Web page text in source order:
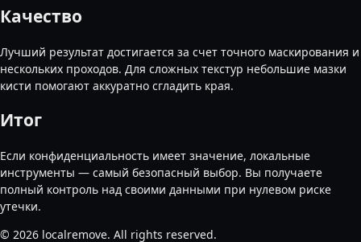
Качество
Лучший результат достигается за счет точного маскирования и
нескольких проходов. Для сложных текстур небольшие мазки
кисти помогают аккуратно сгладить края.
Итог
Если конфиденциальность имеет значение, локальные
инструменты — самый безопасный выбор. Вы получаете
полный контроль над своими данными при нулевом риске
утечки.
© 2026 localremove. All rights reserved.